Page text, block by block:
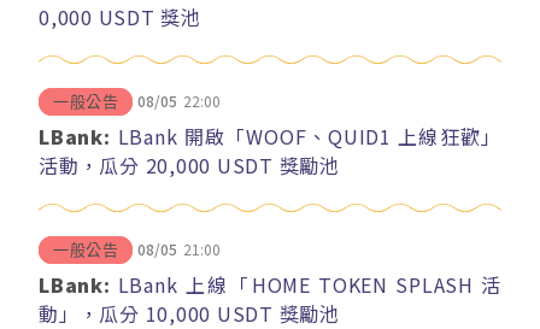
0,000 USDT 獎池
一般公告 08/05 22:00
LBank: LBank 開啟「WOOF、QUID1 上線狂歡」
活動，瓜分 20,000 USDT 獎勵池
一般公告 08/05 21:00
LBank: LBank 上線「HOME TOKEN SPLASH 活
動」，瓜分 10,000 USDT 獎勵池